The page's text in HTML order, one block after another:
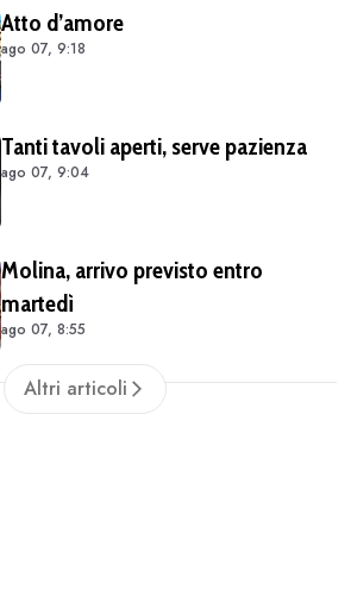
Atto d’amore
ago 07, 9:18
Tanti tavoli aperti, serve pazienza
ago 07, 9:04
Molina, arrivo previsto entro
martedì
ago 07, 8:55
Altri articoli